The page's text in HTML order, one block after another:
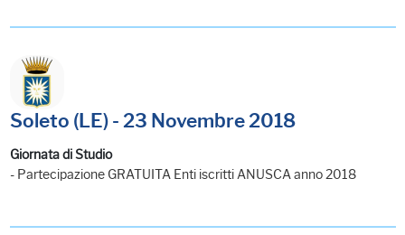
Soleto (LE) - 23 Novembre 2018
Giornata di Studio
- Partecipazione GRATUITA Enti iscritti ANUSCA anno 2018